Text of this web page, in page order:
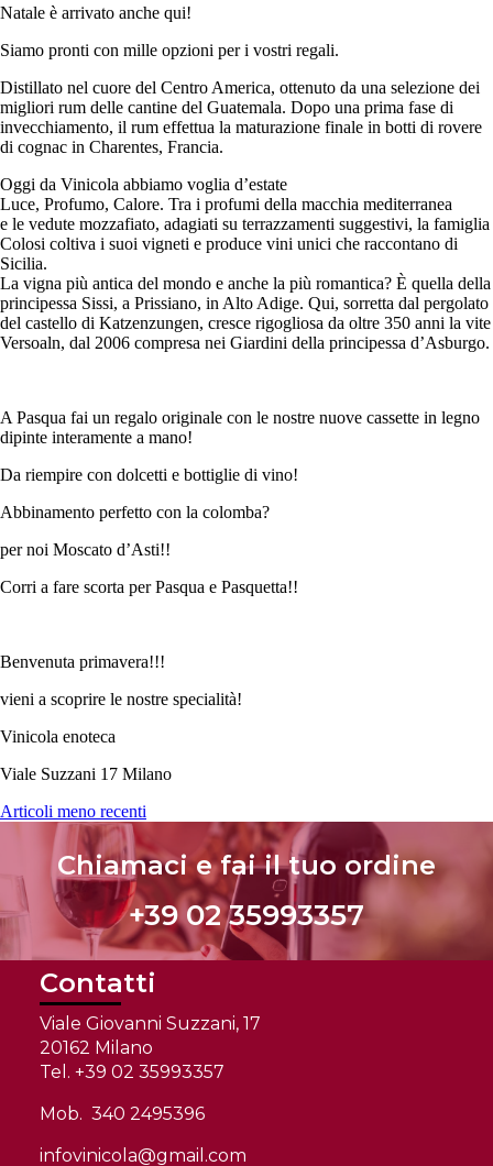
Natale è arrivato anche qui!
Siamo pronti con mille opzioni per i vostri regali.
Distillato nel cuore del Centro America, ottenuto da una selezione dei
migliori rum delle cantine del Guatemala. Dopo una prima fase di
invecchiamento, il rum effettua la maturazione finale in botti di rovere
di cognac in Charentes, Francia.
Oggi da Vinicola abbiamo voglia d’estate
Luce, Profumo, Calore. Tra i profumi della macchia mediterranea
e le vedute mozzafiato, adagiati su terrazzamenti suggestivi, la famiglia
Colosi coltiva i suoi vigneti e produce vini unici che raccontano di
Sicilia.
La vigna più antica del mondo e anche la più romantica? È quella della
principessa Sissi, a Prissiano, in Alto Adige. Qui, sorretta dal pergolato
del castello di Katzenzungen, cresce rigogliosa da oltre 350 anni la vite
Versoaln, dal 2006 compresa nei Giardini della principessa d’Asburgo.
A Pasqua fai un regalo originale con le nostre nuove cassette in legno
dipinte interamente a mano!
Da riempire con dolcetti e bottiglie di vino!
Abbinamento perfetto con la colomba?
per noi Moscato d’Asti!!
Corri a fare scorta per Pasqua e Pasquetta!!
Benvenuta primavera!!!
vieni a scoprire le nostre specialità!
Vinicola enoteca
Viale Suzzani 17 Milano
Articoli meno recenti
Chiamaci e fai il tuo ordine
+39 02 35993357
Contatti
Viale Giovanni Suzzani, 17
20162 Milano
Tel. +39 02 35993357
Mob. 340 2495396
infovinicola@gmail.com